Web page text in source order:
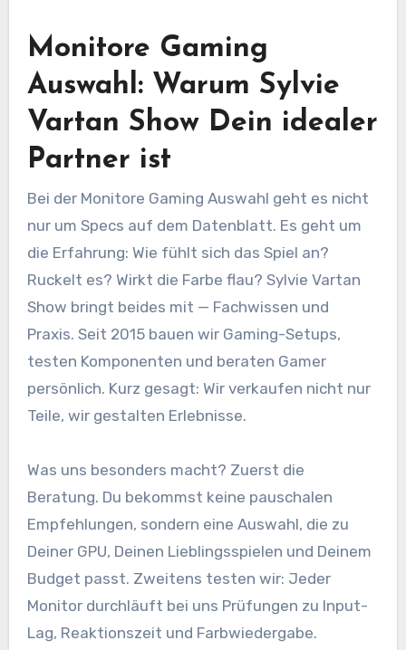
Monitore Gaming
Auswahl: Warum Sylvie
Vartan Show Dein idealer
Partner ist
Bei der Monitore Gaming Auswahl geht es nicht
nur um Specs auf dem Datenblatt. Es geht um
die Erfahrung: Wie fühlt sich das Spiel an?
Ruckelt es? Wirkt die Farbe flau? Sylvie Vartan
Show bringt beides mit — Fachwissen und
Praxis. Seit 2015 bauen wir Gaming-Setups,
testen Komponenten und beraten Gamer
persönlich. Kurz gesagt: Wir verkaufen nicht nur
Teile, wir gestalten Erlebnisse.
Was uns besonders macht? Zuerst die
Beratung. Du bekommst keine pauschalen
Empfehlungen, sondern eine Auswahl, die zu
Deiner GPU, Deinen Lieblingsspielen und Deinem
Budget passt. Zweitens testen wir: Jeder
Monitor durchläuft bei uns Prüfungen zu Input-
Lag, Reaktionszeit und Farbwiedergabe.